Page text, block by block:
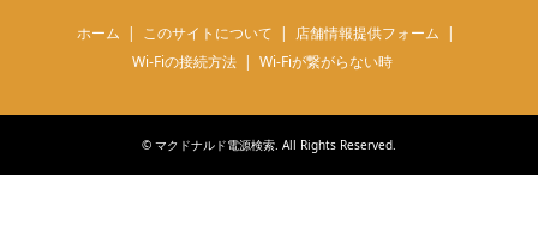
ホーム このサイトについて
店舗情報提供フォーム
Wi-Fiの接続方法
Wi-Fiが繋がらない時
© マクドナルド電源検索. All Rights Reserved.